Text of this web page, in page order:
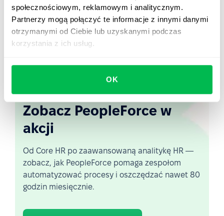
społecznościowym, reklamowym i analitycznym.
Partnerzy mogą połączyć te informacje z innymi danymi
otrzymanymi od Ciebie lub uzyskanymi podczas
korzystania z ich usług.
OK
dostęp można uzyskać przez Internet, bez konieczności
instalowania lub utrzymywania oprogramowania w
siedzibie firmy. Jeśli chcesz dowiedzieć się więcej o tym,
jak PeopleForce może zautomatyzować Twoje procesy
Zobacz PeopleForce w
akcji
Od Core HR po zaawansowaną analitykę HR —
zobacz, jak PeopleForce pomaga zespołom
automatyzować procesy i oszczędzać nawet 80
godzin miesięcznie.